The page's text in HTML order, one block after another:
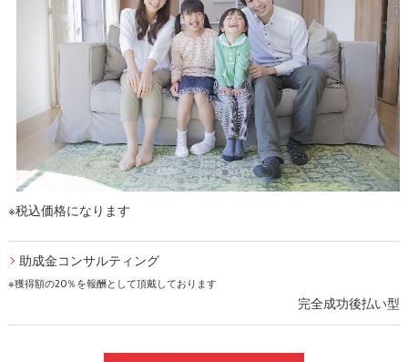
※税込価格になります
助成金コンサルティング
※獲得額の20％を報酬として頂戴しております
完全成功後払い型